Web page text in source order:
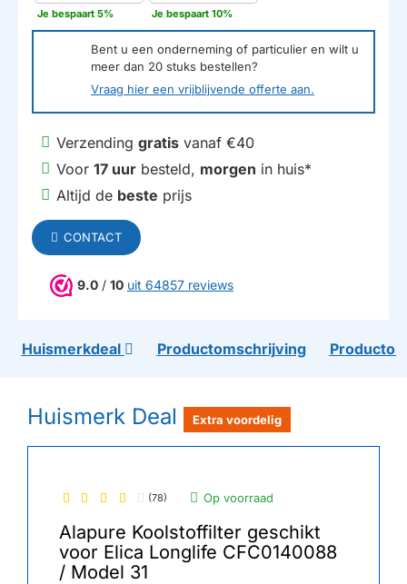
Je bespaart 5% Je bespaart 10%
Bent u een onderneming of particulier en wilt u
meer dan 20 stuks bestellen?
Vraag hier een vrijblijvende offerte aan.
Verzending gratis vanaf €40
Voor 17 uur besteld, morgen in huis*
Altijd de beste prijs
CONTACT
9.0 / 10 uit 64857 reviews
Huismerkdeal Productomschrijving
Huismerk Deal Extra voordelig
(78) Op voorraad
Alapure Koolstoffilter geschikt
voor Elica Longlife CFC0140088
/ Model 31